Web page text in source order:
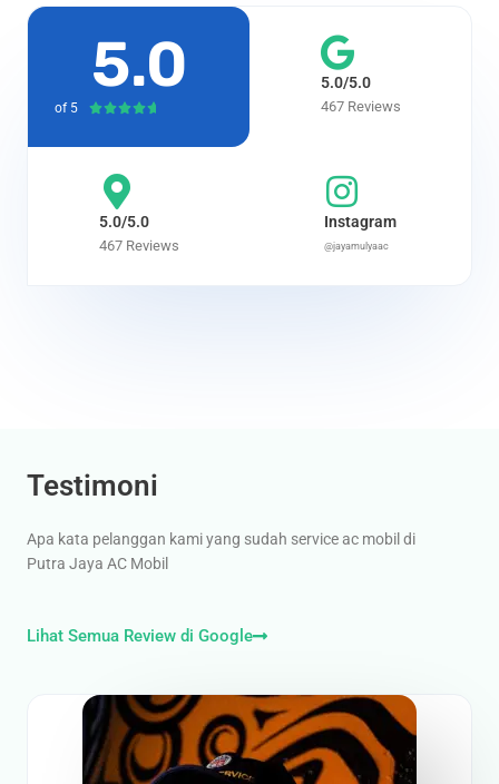
5.0
of 5 
5.0/5.0
467 Reviews
5.0/5.0
467 Reviews
Instagram
@jayamulyaac
Testimoni
Apa kata pelanggan kami yang sudah service ac mobil di
Putra Jaya AC Mobil
Lihat Semua Review di Google